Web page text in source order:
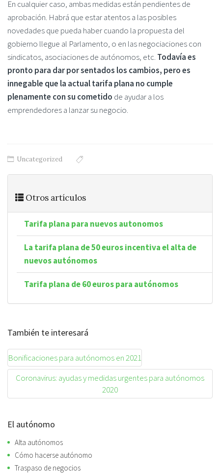
En cualquier caso, ambas medidas están pendientes de
aprobación. Habrá que estar atentos a las posibles
novedades que pueda haber cuando la propuesta del
gobierno llegue al Parlamento, o en las negociaciones con
sindicatos, asociaciones de autónomos, etc. Todavía es
pronto para dar por sentados los cambios, pero es
innegable que la actual tarifa plana no cumple
plenamente con su cometido de ayudar a los
emprendedores a lanzar su negocio.
Uncategorized
Otros artículos
Tarifa plana para nuevos autonomos
La tarifa plana de 50 euros incentiva el alta de
nuevos autónomos
Tarifa plana de 60 euros para autónomos
También te interesará
Bonificaciones para autónomos en 2021
Coronavirus: ayudas y medidas urgentes para autónomos
2020
El autónomo
Alta autónomos
Cómo hacerse autónomo
Traspaso de negocios